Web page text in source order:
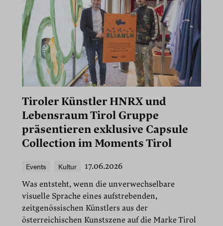
Tiroler Künstler HNRX und
Lebensraum Tirol Gruppe
präsentieren exklusive Capsule
Collection im Moments Tirol
Events Kultur
17.06.2026
Was entsteht, wenn die unverwechselbare
visuelle Sprache eines aufstrebenden,
zeitgenössischen Künstlers aus der
österreichischen Kunstszene auf die Marke Tirol